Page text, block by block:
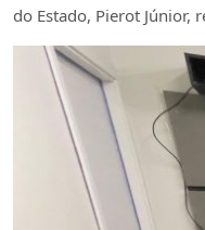
do Estado, Pierot Júnior,